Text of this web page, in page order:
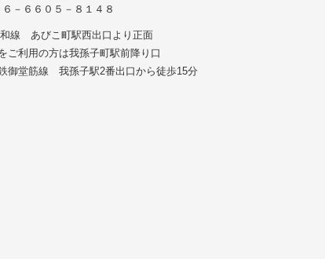
－６６０５－８１４８
和線 あびこ町駅西出口より正面
ご利用の方は我孫子町駅前降り口
御堂筋線 我孫子駅2番出口から徒歩15分